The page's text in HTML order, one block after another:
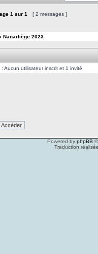
1 sur 1 [ 2 messages ]
Nanarliège 2023
Aucun utilisateur inscrit et 1 invité
Powered by phpBB
Traduction